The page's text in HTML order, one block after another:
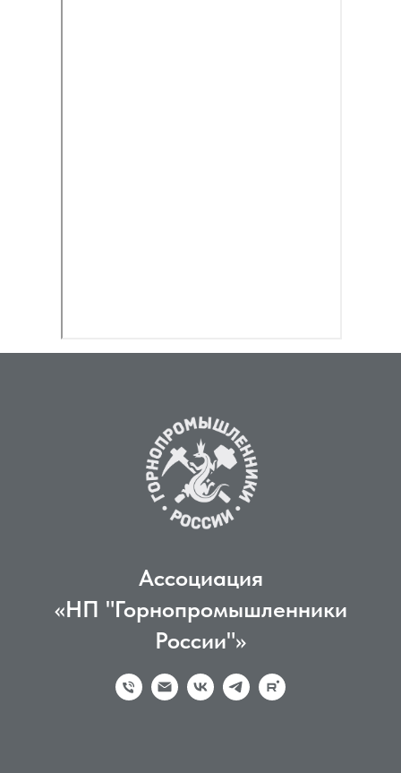
Ассоциация
«НП "Горнопромышленники
России"»